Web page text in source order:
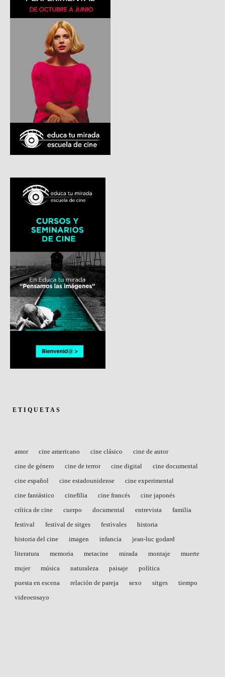
ETIQUETAS
amor cine americano cine clásico
cine de autor
cine de género
cine de terror cine digital
cine documental
cine español
cine estadounidense
cine experimental
cine fantástico
cinefilia cine francés
cine japonés
crítica de cine
cuerpo documental entrevista
familia
festival
festival de sitges festivales
historia
historia del cine
imagen infancia
jean-luc godard
literatura
memoria metacine mirada montaje
muerte
mujer
música naturaleza paisaje
política
puesta en escena
relación de pareja sexo sitges
tiempo
videoensayo